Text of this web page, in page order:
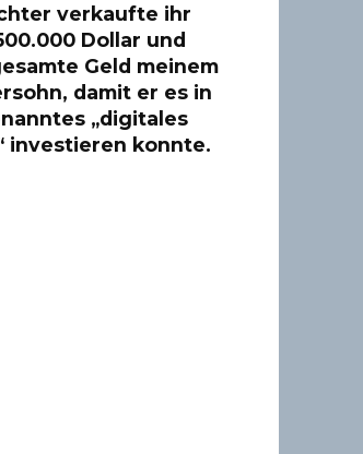
verkaufte ihr
Dollar und
Geld meinem
damit er es in
„digitales
investieren konnte.